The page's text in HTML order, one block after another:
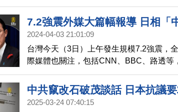
立即提供支援」。日本網友也紛紛在相關
情，台灣地震等相關關鍵字，也衝上X平
7.2強震外媒大篇幅報導 日相「
2024-04-03 21:01:09
台灣今天（3日）上午發生規模7.2強震，
際媒體也關注，包括CNN、BBC、路透等
導台灣災情，建築物傾斜倒塌的畫面也登
事吧」也成為日本推特上的熱門關鍵字。
調台灣是重要朋友，願意伸出援手，台灣
中共竄改石破茂談話 日本抗議
2025-03-24 07:40:15